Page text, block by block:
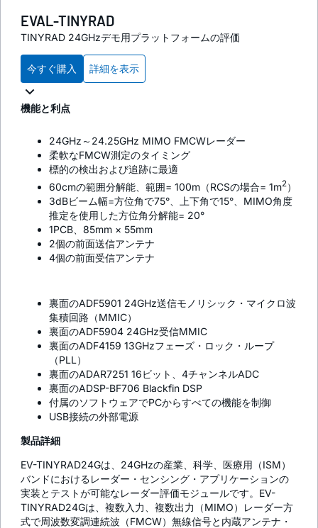
EVAL-TINYRAD
TINYRAD 24GHzデモ用プラットフォームの評価
今すぐ購入 詳細を表示
機能と利点
24GHz～24.25GHz MIMO FMCWレーダー
柔軟なFMCW測定のタイミング
標的の検出および追跡に最適
60cmの範囲分解能、範囲= 100m（RCSの場合= 1m2）
3dBビーム幅=方位角で75°、上下角で15°、MIMO角度
推定を使用した方位角分解能= 20°
1PCB、85mm × 55mm
2個の前面送信アンテナ
4個の前面受信アンテナ
裏面のADF5901 24GHz送信モノリシック・マイクロ波
集積回路（MMIC）
裏面のADF5904 24GHz受信MMIC
裏面のADF4159 13GHzフェーズ・ロック・ループ
（PLL）
裏面のADAR7251 16ビット、4チャンネルADC
裏面のADSP-BF706 Blackfin DSP
付属のソフトウェアでPCからすべての機能を制御
USB接続の外部電源
製品詳細
EV-TINYRAD24Gは、24GHzの産業、科学、医療用（ISM）
バンドにおけるレーダー・センシング・アプリケーションの
実装とテストが可能なレーダー評価モジュールです。EV-
TINYRAD24Gは、複数入力、複数出力（MIMO）レーダー方
式で周波数変調連続波（FMCW）無線信号と内蔵アンテナ・